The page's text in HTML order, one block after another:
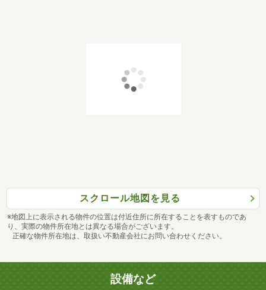
スクロール地図を見る
※地図上に表示される物件の位置は付近住所に所在することを表すものであ
り、実際の物件所在地とは異なる場合がございます。
正確な物件所在地は、取扱い不動産会社にお問い合わせください。
設備など